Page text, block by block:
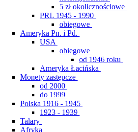
5 zł okolicznościowe
PRL 1945 - 1990
obiegowe
Ameryka Pn. i Pd.
USA
obiegowe
od 1946 roku
Ameryka Łacińska
Monety zastępcze
od 2000
do 1999
Polska 1916 - 1945
1923 - 1939
Talary
Afryka